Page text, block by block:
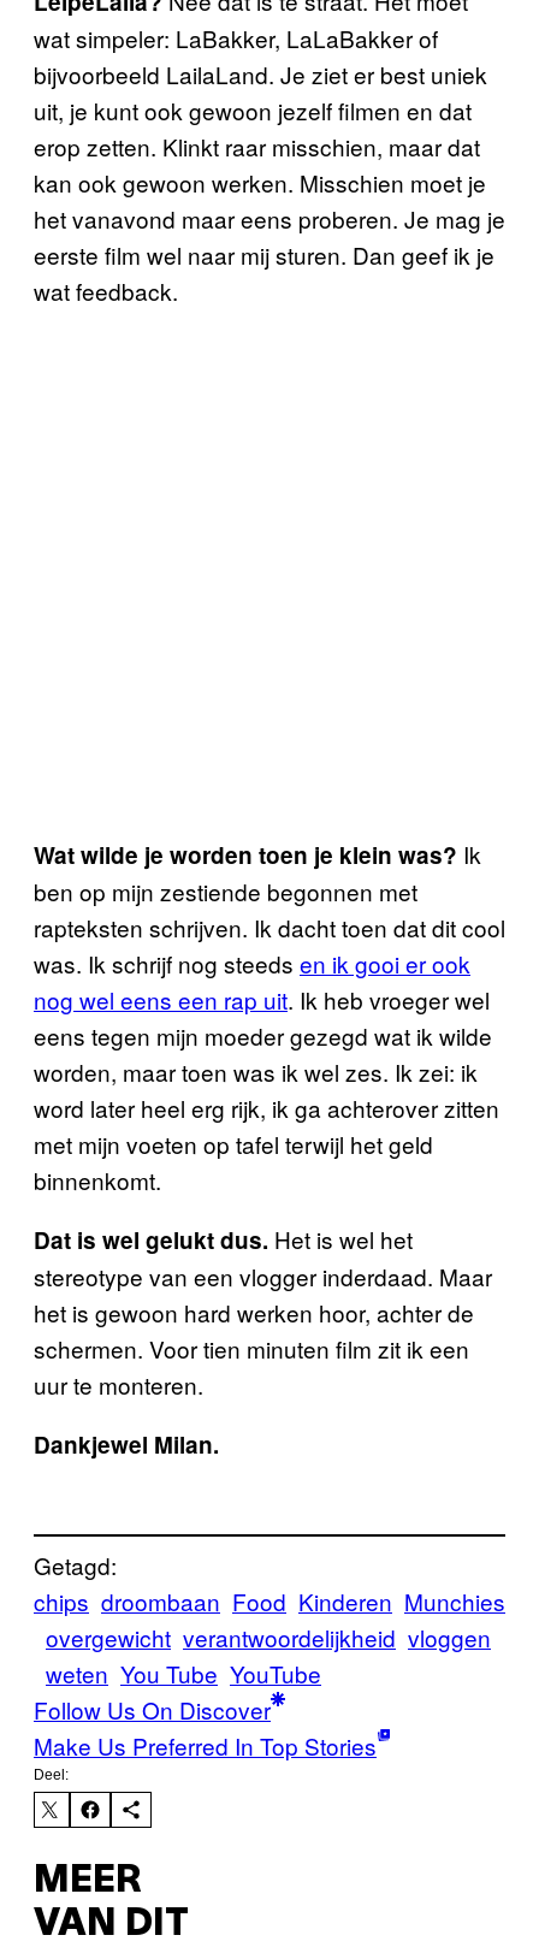
wat simpeler: LaBakker, LaLaBakker of
bijvoorbeeld LailaLand. Je ziet er best uniek
uit, je kunt ook gewoon jezelf filmen en dat
erop zetten. Klinkt raar misschien, maar dat
kan ook gewoon werken. Misschien moet je
het vanavond maar eens proberen. Je mag je
eerste film wel naar mij sturen. Dan geef ik je
wat feedback.
Wat wilde je worden toen je klein was? Ik
ben op mijn zestiende begonnen met
rapteksten schrijven. Ik dacht toen dat dit cool
was. Ik schrijf nog steeds en ik gooi er ook
nog wel eens een rap uit. Ik heb vroeger wel
eens tegen mijn moeder gezegd wat ik wilde
worden, maar toen was ik wel zes. Ik zei: ik
word later heel erg rijk, ik ga achterover zitten
met mijn voeten op tafel terwijl het geld
binnenkomt.
Dat is wel gelukt dus. Het is wel het
stereotype van een vlogger inderdaad. Maar
het is gewoon hard werken hoor, achter de
schermen. Voor tien minuten film zit ik een
uur te monteren.
Dankjewel Milan.
Getagd:
chips droombaan Food Kinderen Munchies
overgewicht verantwoordelijkheid vloggen
weten You Tube YouTube
Follow Us On Discover
Make Us Preferred In Top Stories
Deel:
MEER
VAN DIT